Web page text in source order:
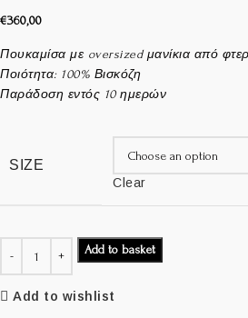
€360,00
Πουκαμίσα με oversized μανίκια από
Ποιότητα: 100% Βισκόζη
Παράδοση εντός 10 ημερών
SIZE
Clear
Add to basket
Add to wishlist